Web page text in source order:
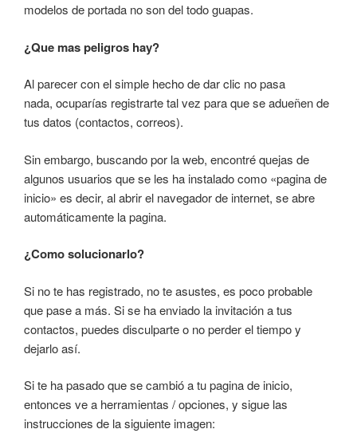
modelos de portada no son del todo guapas.
¿Que mas peligros hay?
Al parecer con el simple hecho de dar clic no pasa
nada, ocuparías registrarte tal vez para que se adueñen de
tus datos (contactos, correos).
Sin embargo, buscando por la web, encontré quejas de
algunos usuarios que se les ha instalado como «pagina de
inicio» es decir, al abrir el navegador de internet, se abre
automáticamente la pagina.
¿Como solucionarlo?
Si no te has registrado, no te asustes, es poco probable
que pase a más. Si se ha enviado la invitación a tus
contactos, puedes disculparte o no perder el tiempo y
dejarlo así.
Si te ha pasado que se cambió a tu pagina de inicio,
entonces ve a herramientas / opciones, y sigue las
instrucciones de la siguiente imagen: